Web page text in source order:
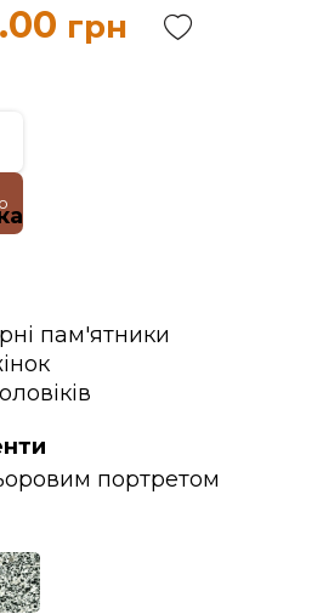
грн
пам'ятники
портретом